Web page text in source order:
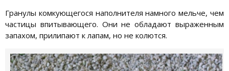
Гранулы комкующегося наполнителя намного мельче, чем
частицы впитывающего. Они не обладают выраженным
запахом, прилипают к лапам, но не колются.